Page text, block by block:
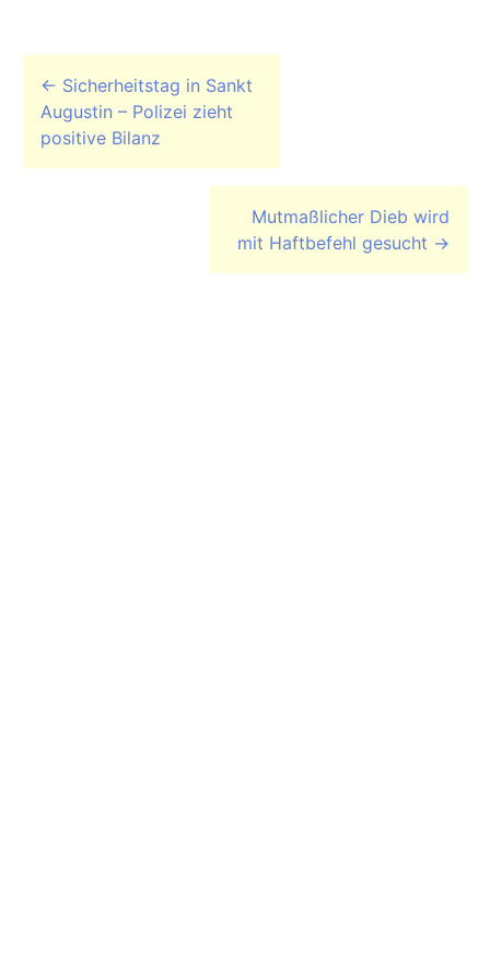
Beitrags-Navigation
← Sicherheitstag in Sankt
Augustin – Polizei zieht
positive Bilanz
Mutmaßlicher Dieb wird
mit Haftbefehl gesucht →